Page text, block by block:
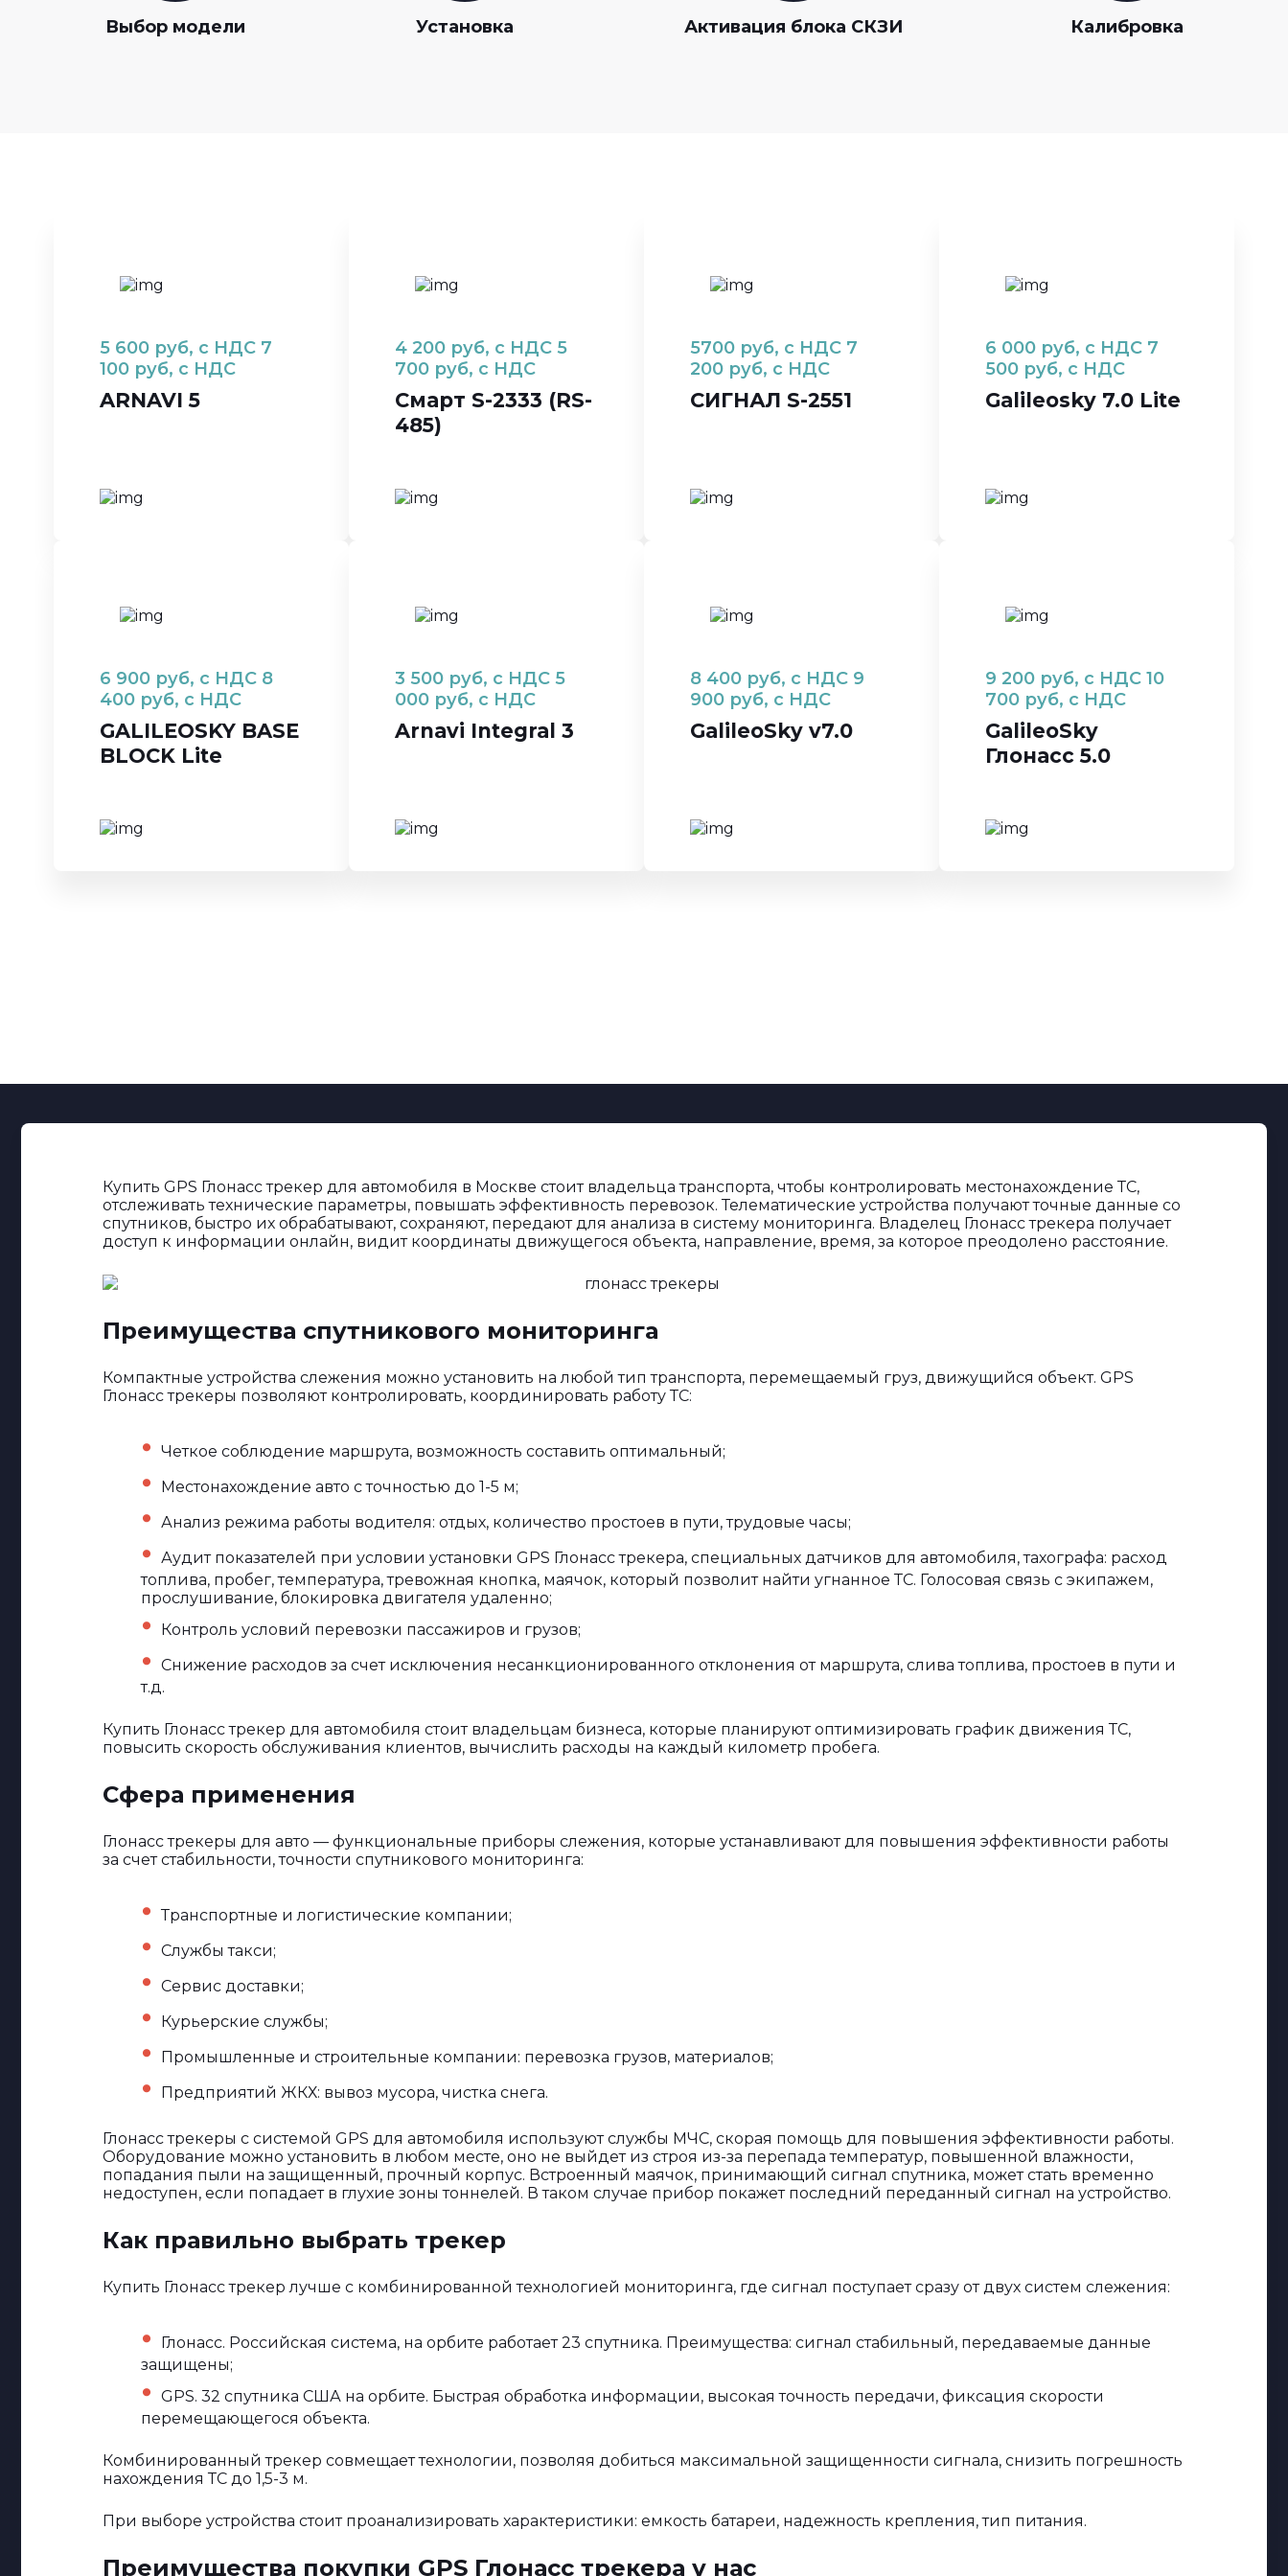
Выбор модели Установка Активация блока СКЗИ Калибровка
5 600 руб, с НДС 7
100 руб, с НДС
ARNAVI 5
4 200 руб, с НДС 5
700 руб, с НДС
Смарт S-2333 (RS-
485)
5700 руб, с НДС 7
200 руб, с НДС
СИГНАЛ S-2551
6 000 руб, с НДС 7
500 руб, с НДС
Galileosky 7.0 Lite
6 900 руб, с НДС 8
400 руб, с НДС
GALILEOSKY BASE
BLOCK Lite
3 500 руб, с НДС 5
000 руб, с НДС
Arnavi Integral 3
8 400 руб, с НДС 9
900 руб, с НДС
GalileoSky v7.0
9 200 руб, с НДС 10
700 руб, с НДС
GalileoSky
Глонасс 5.0
Купить GPS Глонасс трекер для автомобиля в Москве стоит владельца транспорта, чтобы контролировать местонахождение ТС,
отслеживать технические параметры, повышать эффективность перевозок. Телематические устройства получают точные данные со
спутников, быстро их обрабатывают, сохраняют, передают для анализа в систему мониторинга. Владелец Глонасс трекера получает
доступ к информации онлайн, видит координаты движущегося объекта, направление, время, за которое преодолено расстояние.
Преимущества спутникового мониторинга
Компактные устройства слежения можно установить на любой тип транспорта, перемещаемый груз, движущийся объект. GPS
Глонасс трекеры позволяют контролировать, координировать работу ТС:
Четкое соблюдение маршрута, возможность составить оптимальный;
Местонахождение авто с точностью до 1-5 м;
Анализ режима работы водителя: отдых, количество простоев в пути, трудовые часы;
Аудит показателей при условии установки GPS Глонасс трекера, специальных датчиков для автомобиля, тахографа: расход
топлива, пробег, температура, тревожная кнопка, маячок, который позволит найти угнанное ТС. Голосовая связь с экипажем,
прослушивание, блокировка двигателя удаленно;
Контроль условий перевозки пассажиров и грузов;
Снижение расходов за счет исключения несанкционированного отклонения от маршрута, слива топлива, простоев в пути и
т.д.
Купить Глонасс трекер для автомобиля стоит владельцам бизнеса, которые планируют оптимизировать график движения ТС,
повысить скорость обслуживания клиентов, вычислить расходы на каждый километр пробега.
Сфера применения
Глонасс трекеры для авто — функциональные приборы слежения, которые устанавливают для повышения эффективности работы
за счет стабильности, точности спутникового мониторинга:
Транспортные и логистические компании;
Службы такси;
Сервис доставки;
Курьерские службы;
Промышленные и строительные компании: перевозка грузов, материалов;
Предприятий ЖКХ: вывоз мусора, чистка снега.
Глонасс трекеры с системой GPS для автомобиля используют службы МЧС, скорая помощь для повышения эффективности работы.
Оборудование можно установить в любом месте, оно не выйдет из строя из-за перепада температур, повышенной влажности,
попадания пыли на защищенный, прочный корпус. Встроенный маячок, принимающий сигнал спутника, может стать временно
недоступен, если попадает в глухие зоны тоннелей. В таком случае прибор покажет последний переданный сигнал на устройство.
Как правильно выбрать трекер
Купить Глонасс трекер лучше с комбинированной технологией мониторинга, где сигнал поступает сразу от двух систем слежения:
Глонасс. Российская система, на орбите работает 23 спутника. Преимущества: сигнал стабильный, передаваемые данные
защищены;
GPS. 32 спутника США на орбите. Быстрая обработка информации, высокая точность передачи, фиксация скорости
перемещающегося объекта.
Комбинированный трекер совмещает технологии, позволяя добиться максимальной защищенности сигнала, снизить погрешность
нахождения ТС до 1,5-3 м.
При выборе устройства стоит проанализировать характеристики: емкость батареи, надежность крепления, тип питания.
Преимущества покупки GPS Глонасс трекера у нас